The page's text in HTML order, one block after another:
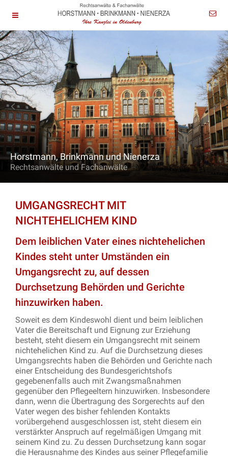
Horstmann, Brinkmann und Nienerza
Rechtsanwälte und Fachanwälte
UMGANGSRECHT MIT
NICHTEHELICHEM KIND
Dem leiblichen Vater eines nichtehelichen
Kindes steht unter Umständen ein
Umgangsrecht zu, auf dessen
Durchsetzung Behörden und Gerichte
hinzuwirken haben.
Soweit es dem Kindeswohl dient und beim leiblichen
Vater die Bereitschaft und Eignung zur Erziehung
besteht, steht diesem ein Umgangsrecht mit seinem
nichtehelichen Kind zu. Auf die Durchsetzung dieses
Umgangsrechts haben die Behörden und Gerichte nach
einer Entscheidung des Bundesgerichtshofs
gegebenenfalls auch mit Zwangsmaßnahmen
gegenüber den Pflegeeltern hinzuwirken. Insbesondere
dann, wenn die Übertragung des Sorgerechts auf den
Vater wegen des bisher fehlenden Kontakts
vorübergehend ausgeschlossen ist, steht diesem ein
verstärkter Anspruch auf regelmäßigen Umgang mit
seinem Kind zu. Zu dessen Durchsetzung kann sogar
die Herausnahme des Kindes aus seiner Pflegefamilie